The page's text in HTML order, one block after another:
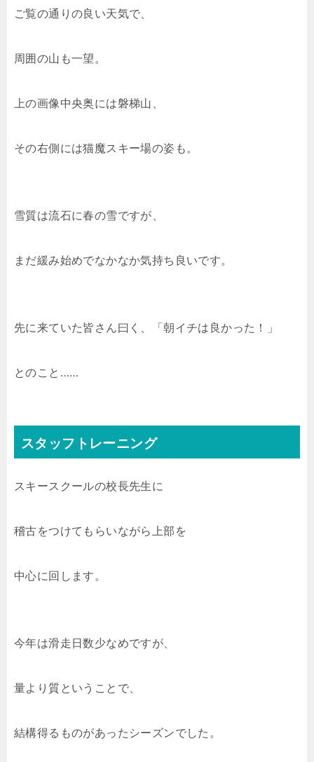
ご覧の通りの良い天気で、
周囲の山も一望。
上の画像中央奥には磐梯山、
その右側には猫魔スキー場の姿も。
雪質は流石に春の雪ですが、
まだ緩み始めでなかなか気持ち良いです。
先に来ていた皆さん曰く、「朝イチは良かった！」
とのこと……
スタッフトレーニング
スキースクールの校長先生に
稽古をつけてもらいながら上部を
中心に回します。
今年は滑走日数少なめですが、
量より質ということで、
結構得るものがあったシーズンでした。